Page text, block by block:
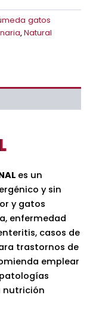
gatos
,Natural
es un
y sin
y gatos
enfermedad
casos de
trastornos de
emplear
nutrición